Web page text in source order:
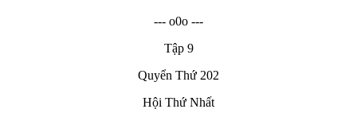
--- o0o ---
Tập 9
Quyển Thứ 202
Hội Thứ Nhất